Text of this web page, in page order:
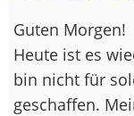
Guten Morgen!
Heute ist es
bin nicht für
geschaffen.